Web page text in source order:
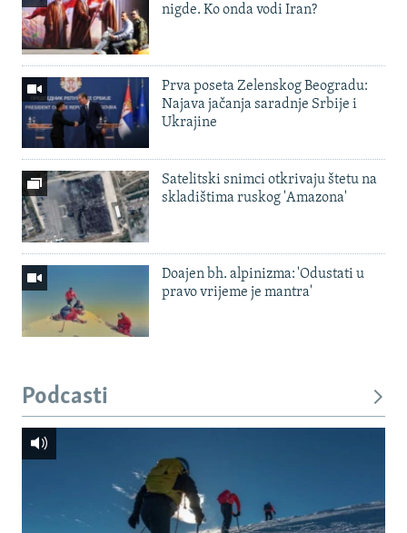
nigde. Ko onda vodi Iran?
Prva poseta Zelenskog Beogradu:
Najava jačanja saradnje Srbije i
Ukrajine
Satelitski snimci otkrivaju štetu na
skladištima ruskog 'Amazona'
Doajen bh. alpinizma: 'Odustati u
pravo vrijeme je mantra'
Podcasti